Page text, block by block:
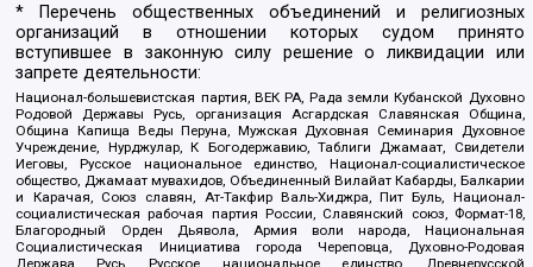
* Перечень общественных объединений и религиозных
организаций в отношении которых судом принято
вступившее в законную силу решение о ликвидации или
запрете деятельности:
Национал-большевистская партия, ВЕК РА, Рада земли Кубанской Духовно
Родовой Державы Русь, организация Асгардская Славянская Община,
Община Капища Веды Перуна, Мужская Духовная Семинария Духовное
Учреждение, Нурджулар, К Богодержавию, Таблиги Джамаат, Свидетели
Иеговы, Русское национальное единство, Национал-социалистическое
общество, Джамаат мувахидов, Объединенный Вилайат Кабарды, Балкарии
и Карачая, Союз славян, Ат-Такфир Валь-Хиджра, Пит Буль, Национал-
социалистическая рабочая партия России, Славянский союз, Формат-18,
Благородный Орден Дьявола, Армия воли народа, Национальная
Социалистическая Инициатива города Череповца, Духовно-Родовая